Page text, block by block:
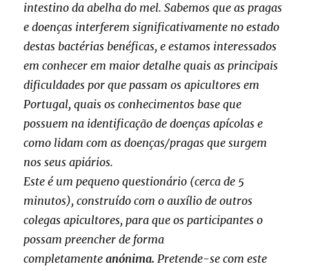
intestino da abelha do mel. Sabemos que as pragas
e doenças interferem significativamente no estado
destas bactérias benéficas, e estamos interessados
em conhecer em maior detalhe quais as principais
dificuldades por que passam os apicultores em
Portugal, quais os conhecimentos base que
possuem na identificação de doenças apícolas e
como lidam com as doenças/pragas que surgem
nos seus apiários.
Este é um pequeno questionário (cerca de 5
minutos), construído com o auxílio de outros
colegas apicultores, para que os participantes o
possam preencher de forma
completamente anónima. Pretende-se com este